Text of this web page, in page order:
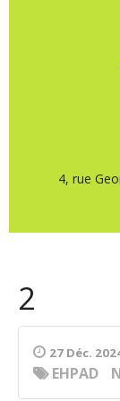
4, rue
2
27 Déc.
EHPAD